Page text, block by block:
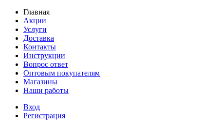
Главная
Акции
Услуги
Доставка
Контакты
Инструкции
Вопрос ответ
Оптовым покупателям
Магазины
Наши работы
Вход
Регистрация